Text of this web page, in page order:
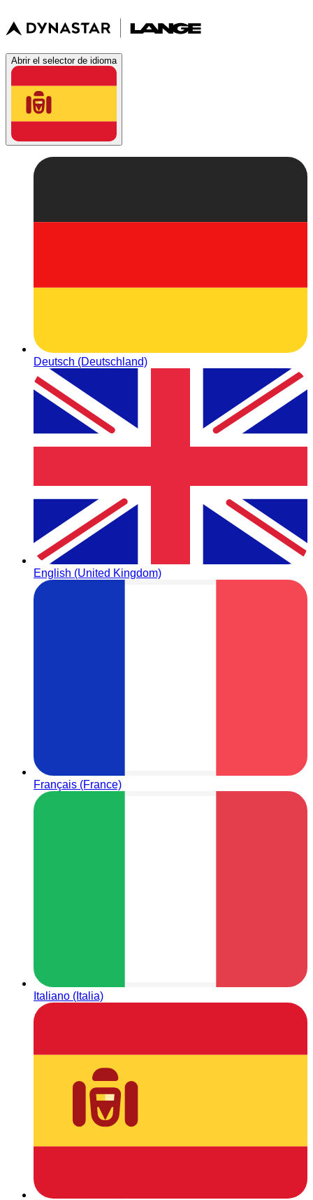
Abrir el selector de idioma
Deutsch (Deutschland)
English (United Kingdom)
Français (France)
Italiano (Italia)